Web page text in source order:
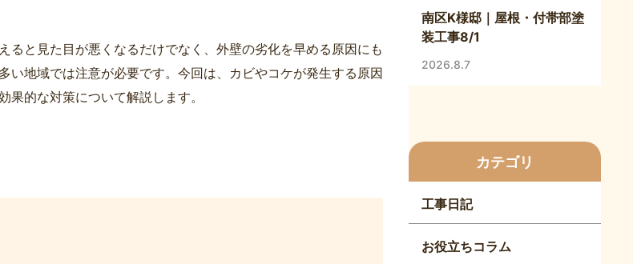
ると見た目が悪くなるだけでなく、外壁の劣化を早める原因にも
い地域では注意が必要です。今回は、カビやコケが発生する原因
果的な対策について解説します。
南区K様邸｜屋根・付帯部塗
装工事8/1
2026.8.7
カテゴリ
工事日記
お役立ちコラム